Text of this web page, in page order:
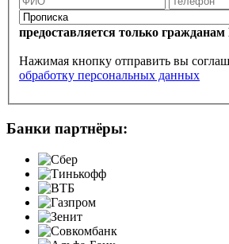
предоставляется только
Нажимая кнопку отправить вы
обработку персональных данных
Банки партнёры: